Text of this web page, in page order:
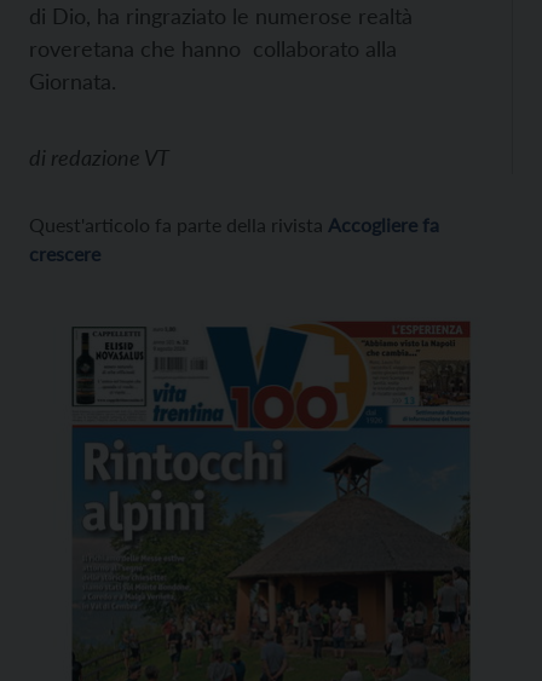
di Dio, ha ringraziato le numerose realtà
roveretana che hanno collaborato alla
Giornata.
di redazione VT
Quest'articolo fa parte della rivista Accogliere fa
crescere